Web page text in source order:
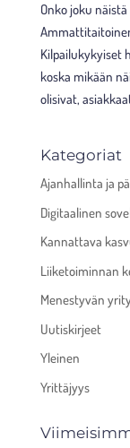
Onko joku
Kilpailukykyiset
koska mikään
olisivat,
Kategoriat
Ajanhallinta ja
Digitaalinen
Kannattava
Liiketoiminnan
Menestyvän
Uutiskirjeet
Yleinen
Yrittäjyys